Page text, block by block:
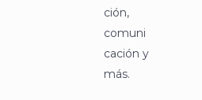
ción,
comuni
cación y
más.